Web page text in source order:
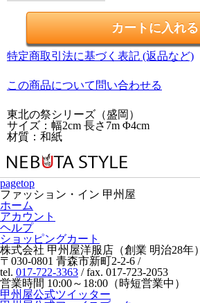
特定商取引法に基づく表記 (返品など)
この商品について問い合わせる
東北の祭シリーズ（盛岡）
サイズ：幅2cm 長さ7m Φ4cm
材質：和紙
pagetop
ファッション・イン 甲州屋
ホーム
アカウント
ヘルプ
ショッピングカート
株式会社 甲州屋洋服店（創業 明治28年）
〒030-0801 青森市新町2-2-6 /
tel. 017-722-3363 / fax. 017-723-2053
営業時間 10:00～18:00（時短営業中）
甲州屋公式ツイッター